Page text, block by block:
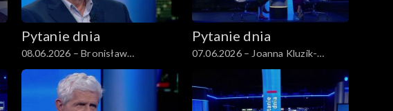
Pytanie dnia
08.06.2026 – Bronisław
Komorowski
Pytanie dnia
07.06.2026 – Joanna Kluzik-